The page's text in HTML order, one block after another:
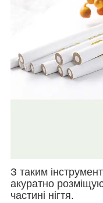
З таким
акуратно
частині нігтя.